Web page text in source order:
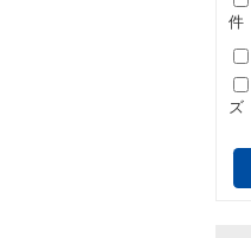
件
ズ